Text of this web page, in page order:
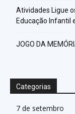
Atividades Ligue
Educação Infantil
JOGO DA
Categorias
7 de setembro